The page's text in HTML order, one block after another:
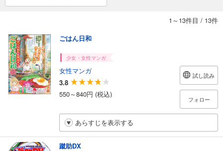
1～13件目 / 13件
ごはん日和
少女・女性マンガ
女性マンガ
3.8
550～840円 (税込)
試し読み
フォロー
あらすじを表示する
蹴助DX